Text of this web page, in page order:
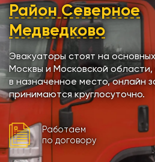
Район Северное
Медведково
Эвакуаторы стоят на основных
Москвы и Московской
в назначенное место, онлайн
принимаются круглосуточно.
Работаем
по договору